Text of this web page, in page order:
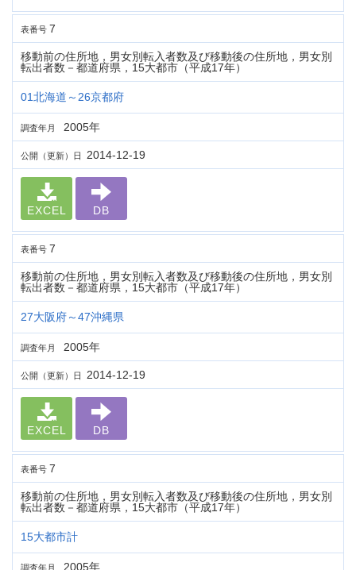
表番号 7
移動前の住所地，男女別転入者数及び移動後の住所地，男女別
転出者数－都道府県，15大都市（平成17年）
01北海道～26京都府
調査年月 2005年
公開（更新）日 2014-12-19
EXCEL DB
表番号 7
移動前の住所地，男女別転入者数及び移動後の住所地，男女別
転出者数－都道府県，15大都市（平成17年）
27大阪府～47沖縄県
調査年月 2005年
公開（更新）日 2014-12-19
EXCEL DB
表番号 7
移動前の住所地，男女別転入者数及び移動後の住所地，男女別
転出者数－都道府県，15大都市（平成17年）
15大都市計
調査年月 2005年